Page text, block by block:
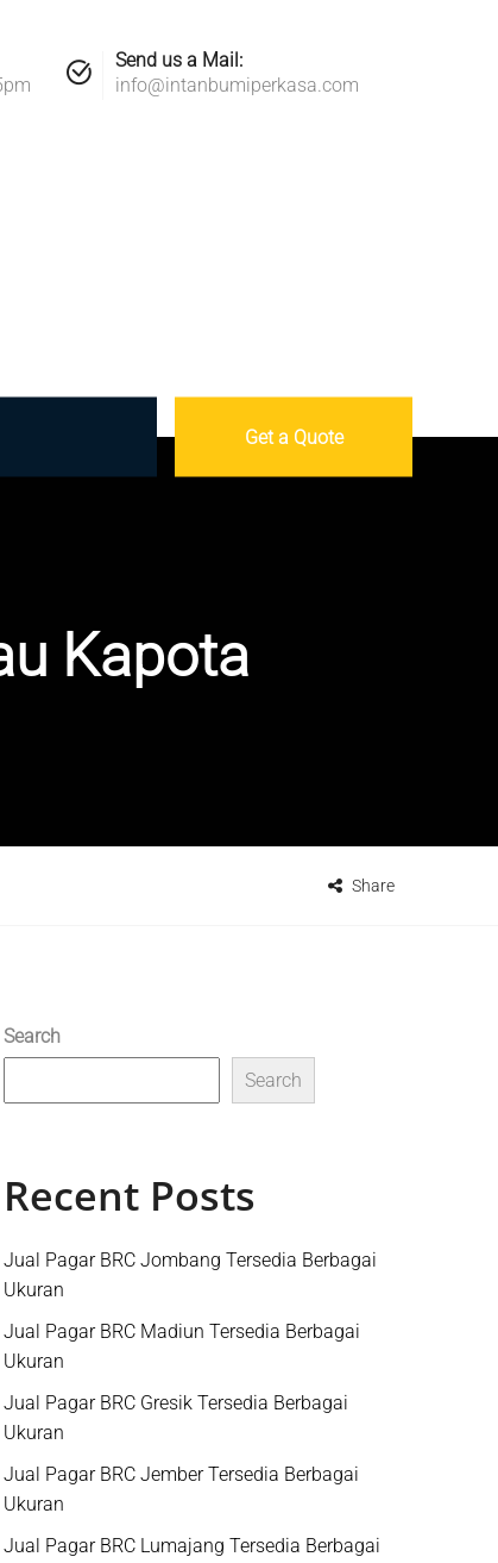
Send us a Mail:
info@intanbumiperkasa.com
Get a Quote
Kapota
Share
Search
Search
Recent Posts
Jual Pagar BRC Jombang Tersedia Berbagai
Ukuran
Jual Pagar BRC Madiun Tersedia Berbagai
Ukuran
Jual Pagar BRC Gresik Tersedia Berbagai
Ukuran
Jual Pagar BRC Jember Tersedia Berbagai
Ukuran
Jual Pagar BRC Lumajang Tersedia Berbagai